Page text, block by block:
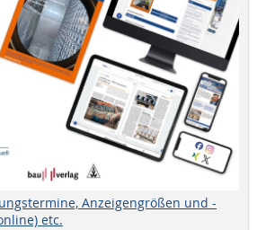
Anzeigengrößen und -
etc.